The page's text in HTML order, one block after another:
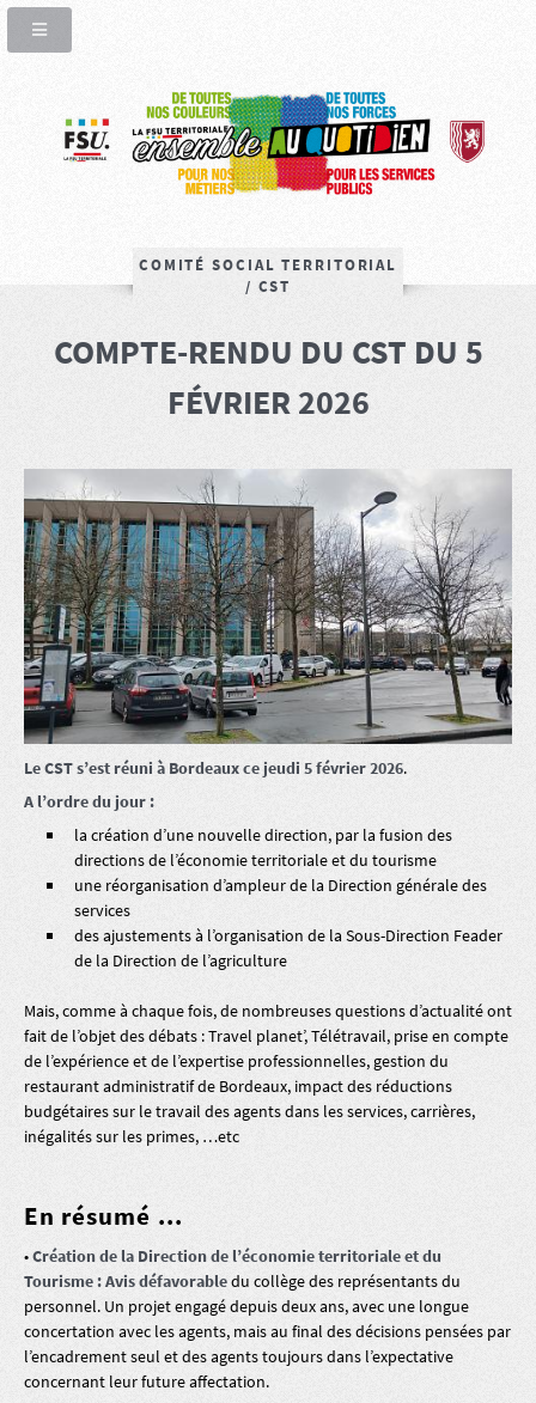
COMITÉ SOCIAL TERRITORIAL
/ CST
COMPTE-RENDU DU CST DU 5
FÉVRIER 2026
Le CST s’est réuni à Bordeaux ce jeudi 5 février 2026.
A l’ordre du jour :
la création d’une nouvelle direction, par la fusion des
directions de l’économie territoriale et du tourisme
une réorganisation d’ampleur de la Direction générale des
services
des ajustements à l’organisation de la Sous-Direction Feader
de la Direction de l’agriculture
Mais, comme à chaque fois, de nombreuses questions d’actualité ont
fait de l’objet des débats : Travel planet’, Télétravail, prise en compte
de l’expérience et de l’expertise professionnelles, gestion du
restaurant administratif de Bordeaux, impact des réductions
budgétaires sur le travail des agents dans les services, carrières,
inégalités sur les primes, …etc
En résumé ...
•Création de la Direction de l’économie territoriale et du
Tourisme : Avis défavorabledu collège des représentants du
personnel. Un projet engagé depuis deux ans, avec une longue
concertation avec les agents, mais au final des décisions pensées par
l’encadrement seul et des agents toujours dans l’expectative
concernant leur future affectation.